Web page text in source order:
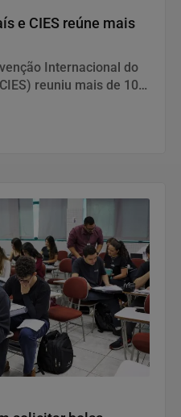
e CIES reúne mais
Internacional do
reuniu mais de 10
O evento recebeu
de mil voluntários.